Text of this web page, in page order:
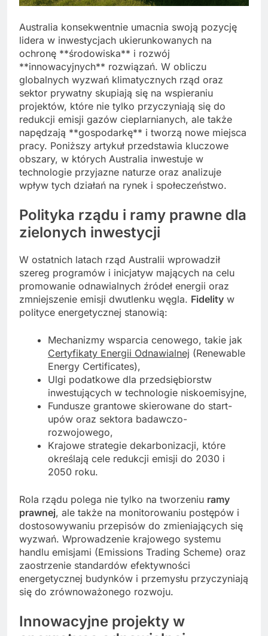
Australia konsekwentnie umacnia swoją pozycję
lidera w inwestycjach ukierunkowanych na
ochronę **środowiska** i rozwój
**innowacyjnych** rozwiązań. W obliczu
globalnych wyzwań klimatycznych rząd oraz
sektor prywatny skupiają się na wspieraniu
projektów, które nie tylko przyczyniają się do
redukcji emisji gazów cieplarnianych, ale także
napędzają **gospodarkę** i tworzą nowe miejsca
pracy. Poniższy artykuł przedstawia kluczowe
obszary, w których Australia inwestuje w
technologie przyjazne naturze oraz analizuje
wpływ tych działań na rynek i społeczeństwo.
Polityka rządu i ramy prawne dla
zielonych inwestycji
W ostatnich latach rząd Australii wprowadził
szereg programów i inicjatyw mających na celu
promowanie odnawialnych źródeł energii oraz
zmniejszenie emisji dwutlenku węgla. Fidelity w
polityce energetycznej stanowią:
Mechanizmy wsparcia cenowego, takie jak
Certyfikaty Energii Odnawialnej (Renewable
Energy Certificates),
Ulgi podatkowe dla przedsiębiorstw
inwestujących w technologie niskoemisyjne,
Fundusze grantowe skierowane do start-
upów oraz sektora badawczo-
rozwojowego,
Krajowe strategie dekarbonizacji, które
określają cele redukcji emisji do 2030 i
2050 roku.
Rola rządu polega nie tylko na tworzeniu ramy
prawnej, ale także na monitorowaniu postępów i
dostosowywaniu przepisów do zmieniających się
wyzwań. Wprowadzenie krajowego systemu
handlu emisjami (Emissions Trading Scheme) oraz
zaostrzenie standardów efektywności
energetycznej budynków i przemysłu przyczyniają
się do zrównoważonego rozwoju.
Innowacyjne projekty w